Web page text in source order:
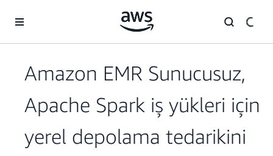
Amazon EMR Sunucusuz,
Apache Spark iş yükleri için
yerel depolama tedarikini